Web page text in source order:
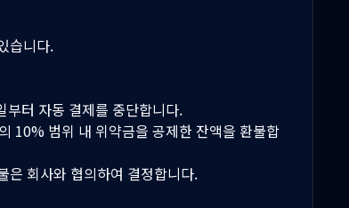
습니다.
부터 자동 결제를 중단합니다.
10% 범위 내 위약금을 공제한 잔액을 환불합
은 회사와 협의하여 결정합니다.